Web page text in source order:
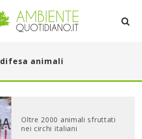
difesa animali
Oltre 2000 animali sfruttati
nei circhi italiani